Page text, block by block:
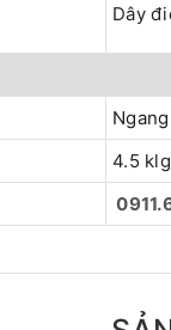
Dây
4.5 klg